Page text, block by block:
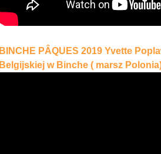
BINCHE PÂQUES 2019 Yvette
Belgijskiej w Binche ( marsz